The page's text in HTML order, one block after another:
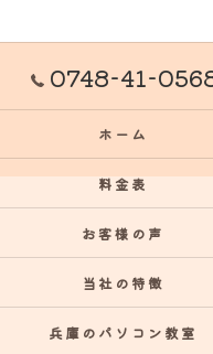
0748-41-
ホーム
料金表
お客様の声
当社の特徴
兵庫のパソコン教室